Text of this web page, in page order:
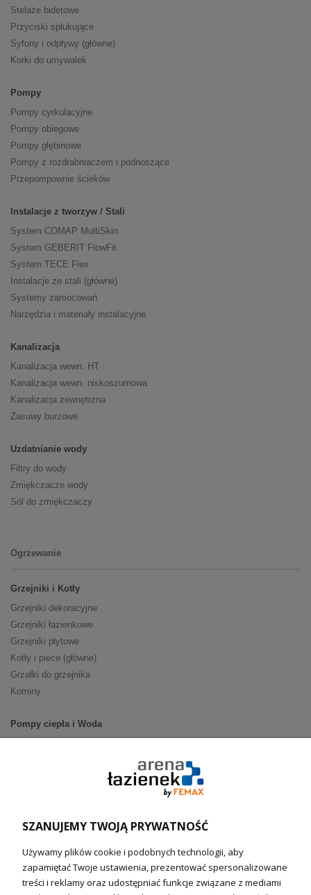
Stelaże bidetowe
Przyciski spłukujące
Syfony i odpływy (główne)
Korki do umywalek
Pompy
Pompy cyrkulacyjne
Pompy obiegowe
Pompy głębinowe
Pompy z rozdrabniaczem i podnoszące
Przepompownie ścieków
Instalacje z tworzyw / Stali
System COMAP MultiSkin
System GEBERIT FlowFit
System TECE Flex
Instalacje ze stali (główne)
Systemy zamocowań
Narzędzia i materiały instalacyjne
Kanalizacja
Kanalizacja wewn. HT
Kanalizacja wewn. niskoszumowa
Kanalizacja zewnętrzna
Zasuwy burzowe
Uzdatnianie wody
Filtry do wody
Zmiękczacze wody
Sól do zmiękczaczy
Ogrzewanie
Grzejniki i Kotły
Grzejniki dekoracyjne
Grzejniki łazienkowe
Grzejniki płytowe
Kotły i piece (główne)
Grzałki do grzejnika
Kominy
Pompy ciepła i Woda
Ogrzewanie podłogowe (główne)
Technika solarna
Fotowoltanika
SZANUJEMY TWOJĄ PRYWATNOŚĆ
Używamy plików cookie i podobnych technologii, aby
zapamiętać Twoje ustawienia, prezentować spersonalizowane
treści i reklamy oraz udostępniać funkcje związane z mediami